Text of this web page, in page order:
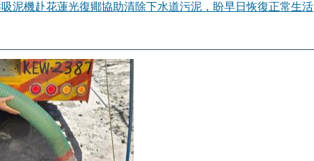
泥機赴花蓮光復鄊協助清除下水道污泥，盼早日恢復正常生活